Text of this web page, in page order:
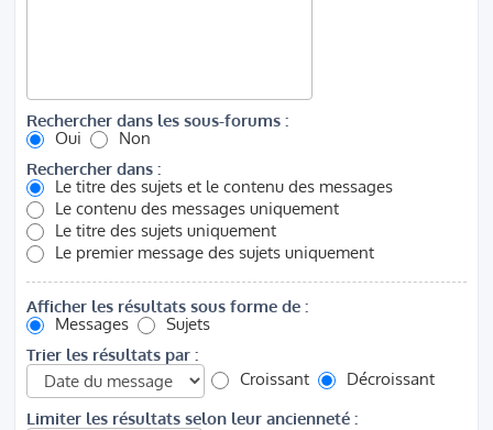
Rechercher dans les sous-forums :
Oui
Non
Rechercher dans :
Le titre des sujets et le contenu des messages
Le contenu des messages uniquement
Le titre des sujets uniquement
Le premier message des sujets uniquement
Afficher les résultats sous forme de :
Messages
Sujets
Trier les résultats par :
Croissant
Décroissant
Limiter les résultats selon leur ancienneté :